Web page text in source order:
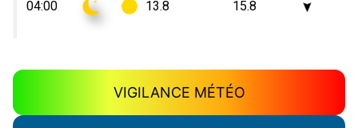
VIGILANCE MÉTÉO